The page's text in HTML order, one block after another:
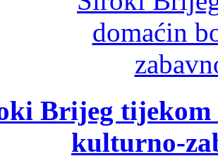
Brijeg tijekom
kulturno-